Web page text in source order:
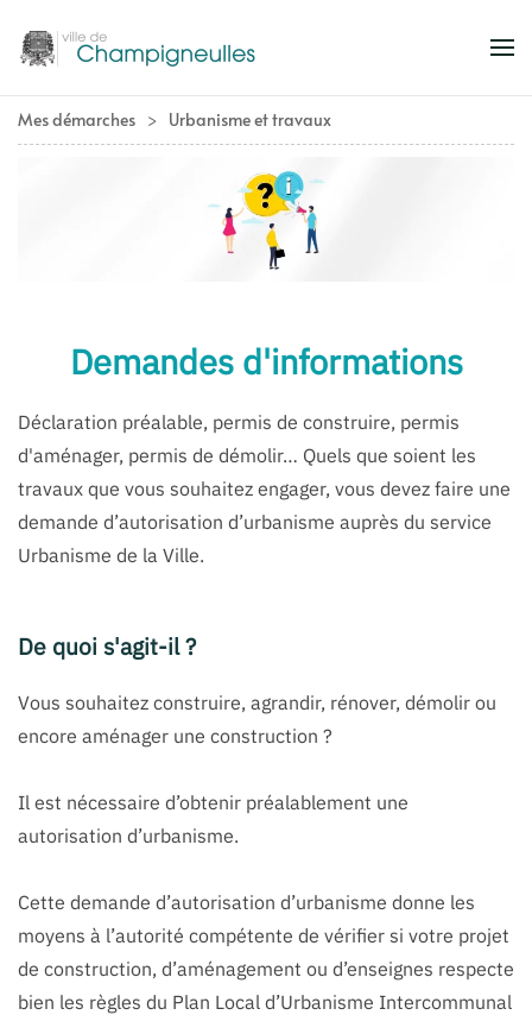
Accéder au contenu principal
Mes démarches Urbanisme et travaux
Demandes d'informations
Déclaration préalable, permis de construire, permis
d'aménager, permis de démolir… Quels que soient les
travaux que vous souhaitez engager, vous devez faire une
demande d’autorisation d’urbanisme auprès du service
Urbanisme de la Ville.
De quoi s'agit-il ?
Vous souhaitez construire, agrandir, rénover, démolir ou
encore aménager une construction ?
Il est nécessaire d’obtenir préalablement une
autorisation d’urbanisme.
Cette demande d’autorisation d’urbanisme donne les
moyens à l’autorité compétente de vérifier si votre projet
de construction, d’aménagement ou d’enseignes respecte
bien les règles du Plan Local d’Urbanisme Intercommunal